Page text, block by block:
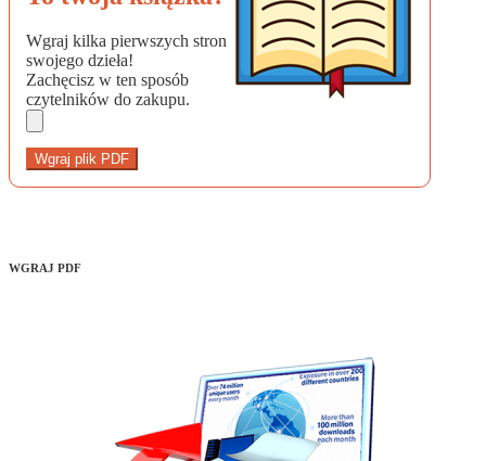
Wgraj kilka pierwszych stron
swojego dzieła!
Zachęcisz w ten sposób
czytelników do zakupu.
Wgraj plik PDF
WGRAJ PDF